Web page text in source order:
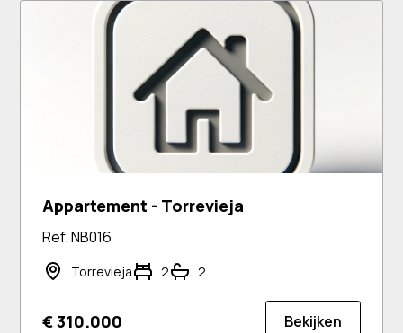
Appartement - Torrevieja
Ref. NB016
Torrevieja 2 2
€ 310.000 Bekijken